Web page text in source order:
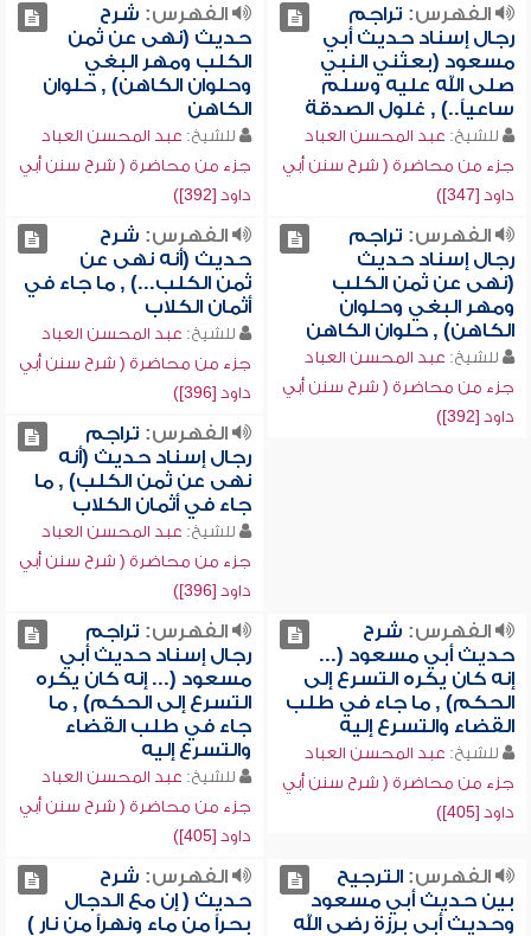
الفهرس: تراجم
رجال إسناد حديث أبي
مسعود (بعثني النبي
صلى الله عليه وسلم
ساعياً..) , غلول الصدقة
للشيخ: عبد المحسن العباد
جزء من محاضرة ( شرح سنن أبي
داود [347])
الفهرس: شرح
حديث (نهى عن ثمن
الكلب ومهر البغي
وحلوان الكاهن) , حلوان
الكاهن
للشيخ: عبد المحسن العباد
جزء من محاضرة ( شرح سنن أبي
داود [392])
الفهرس: تراجم
رجال إسناد حديث
(نهى عن ثمن الكلب
ومهر البغي وحلوان
الكاهن) , حلوان الكاهن
للشيخ: عبد المحسن العباد
جزء من محاضرة ( شرح سنن أبي
داود [392])
الفهرس: شرح
حديث (أنه نهى عن
ثمن الكلب...) , ما جاء في
أثمان الكلاب
للشيخ: عبد المحسن العباد
جزء من محاضرة ( شرح سنن أبي
داود [396])
الفهرس: تراجم
رجال إسناد حديث (أنه
نهى عن ثمن الكلب) , ما
جاء في أثمان الكلاب
للشيخ: عبد المحسن العباد
جزء من محاضرة ( شرح سنن أبي
داود [396])
الفهرس: شرح
حديث أبي مسعود (...
إنه كان يكره التسرع إلى
الحكم) , ما جاء في طلب
القضاء والتسرع إليه
للشيخ: عبد المحسن العباد
جزء من محاضرة ( شرح سنن أبي
داود [405])
الفهرس: تراجم
رجال إسناد حديث أبي
مسعود (... إنه كان يكره
التسرع إلى الحكم) , ما
جاء في طلب القضاء
والتسرع إليه
للشيخ: عبد المحسن العباد
جزء من محاضرة ( شرح سنن أبي
داود [405])
الفهرس:الترجيح
بين حديث أبي مسعود
وحديث أبي برزة رضي الله
الفهرس: شرح
حديث ( إن مع الدجال
بحراً من ماء ونهراً من نار )